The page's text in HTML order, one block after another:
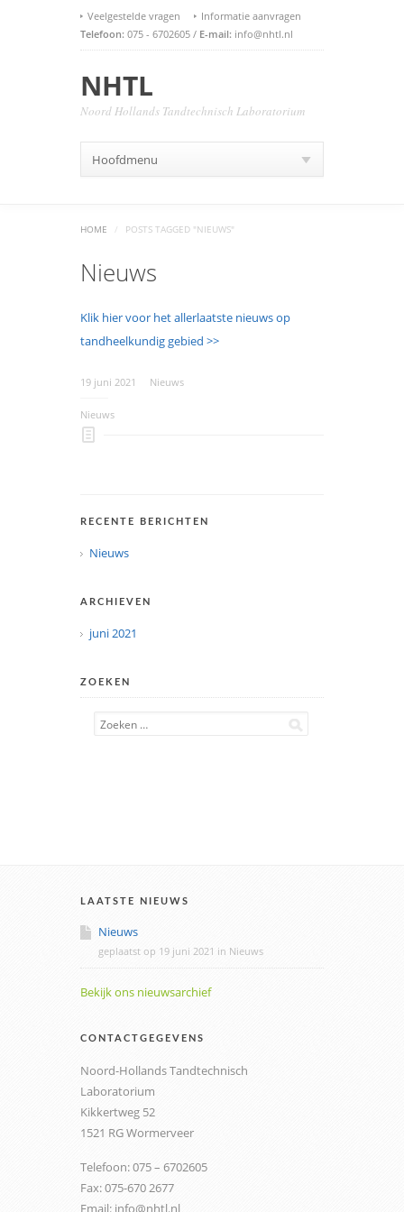
Veelgestelde vragen
Informatie aanvragen
Telefoon: 075 - 6702605 / E-mail: info@nhtl.nl
NHTL
Noord Hollands Tandtechnisch Laboratorium
Hoofdmenu
HOME / POSTS TAGGED "NIEUWS"
Nieuws
Klik hier voor het allerlaatste nieuws op
tandheelkundig gebied >>
19 juni 2021 Nieuws
Nieuws
RECENTE BERICHTEN
Nieuws
ARCHIEVEN
juni 2021
ZOEKEN
LAATSTE NIEUWS
Nieuws
geplaatst op 19 juni 2021 in Nieuws
Bekijk ons nieuwsarchief
CONTACTGEGEVENS
Noord-Hollands Tandtechnisch
Laboratorium
Kikkertweg 52
1521 RG Wormerveer
Telefoon: 075 – 6702605
Fax: 075-670 2677
Email: info@nhtl.nl